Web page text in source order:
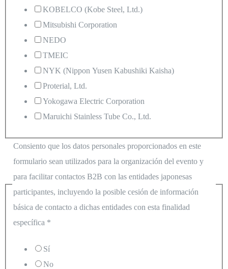
KOBELCO (Kobe Steel, Ltd.)
Mitsubishi Corporation
NEDO
TMEIC
NYK (Nippon Yusen Kabushiki Kaisha)
Proterial, Ltd.
Yokogawa Electric Corporation
Maruichi Stainless Tube Co., Ltd.
Consiento que los datos personales proporcionados en este
formulario sean utilizados para la organización del evento y
para facilitar contactos B2B con las entidades japonesas
participantes, incluyendo la posible cesión de información
básica de contacto a dichas entidades con esta finalidad
específica *
Sí
No